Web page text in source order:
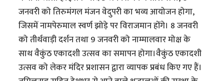
जनवरी को तिरुमंगल मंजन वेदुपरी का भव्य आयोजन होगा,
जिसमें नामपेरुमाल स्वर्ण झोड़े पर विराजमान होंगे। 8 जनवरी
को तीर्थवाड़ी दर्शन तथा 9 जनवरी को नाम्मालवार मोक्ष के
साथ वैकुंठ एकादशी उत्सव का समापन होगा।वैकुंठ एकादशी
उत्सव को लेकर मंदिर प्रशासन द्वारा व्यापक प्रबंध किए गए हैं।